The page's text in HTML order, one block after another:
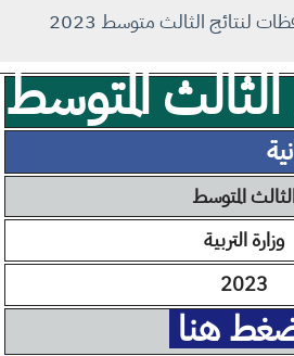
لنتائج الثالث متوسط 2023
المتوسط
المتوسط
وزارة التربية
2023
هنا